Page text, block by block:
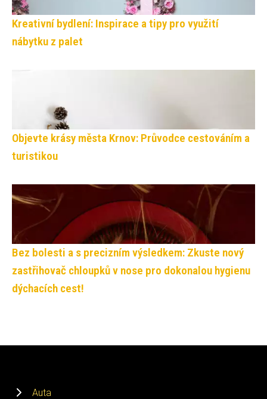
Kreativní bydlení: Inspirace a tipy pro využití
nábytku z palet
Objevte krásy města Krnov: Průvodce cestováním a
turistikou
Bez bolesti a s precizním výsledkem: Zkuste nový
zastřihovač chloupků v nose pro dokonalou hygienu
dýchacích cest!
Auta